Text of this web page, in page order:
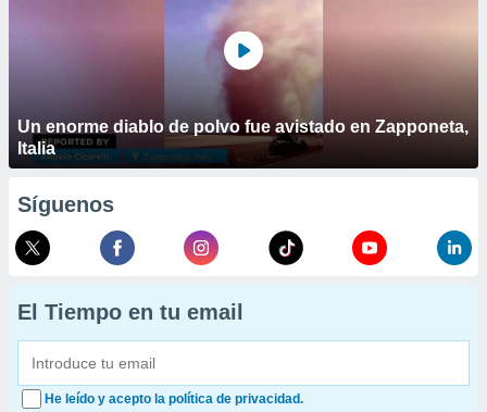
Un enorme diablo de polvo fue avistado en Zapponeta,
Italia
Síguenos
El Tiempo en tu email
He leído y acepto la política de privacidad.